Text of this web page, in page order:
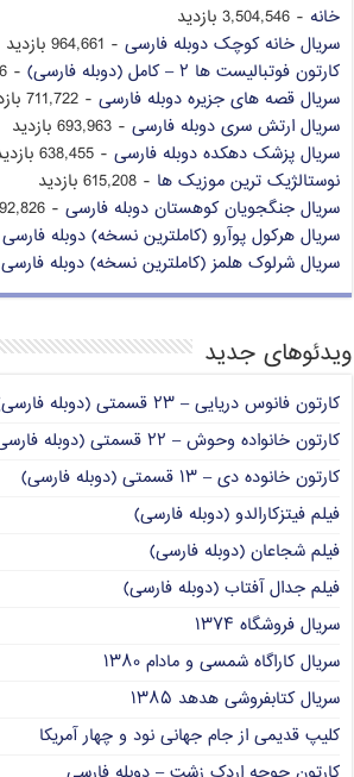
خانه - 3,504,546 بازدید
سریال خانه کوچک دوبله فارسی - 964,661 بازدید
کارتون فوتبالیست ها ۲ – کامل (دوبله فارسی)
- 834,316 بازدید
سریال قصه های جزیره دوبله فارسی - 711,722 بازدید
سریال ارتش سری دوبله فارسی - 693,963 بازدید
سریال پزشک دهکده دوبله فارسی - 638,455 بازدید
نوستالژیک ترین موزیک ها - 615,208 بازدید
سریال جنگجویان کوهستان دوبله فارسی - 592,826 بازدید
سریال هرکول پوآرو (کاملترین نسخه) دوبله فارسی
سریال شرلوک هلمز (کاملترین نسخه) دوبله فارسی
ویدئوهای جدید
کارتون فانوس دریایی – ۲۳ قسمتی (دوبله فارسی)
کارتون خانواده وحوش – ۲۲ قسمتی (دوبله فارسی)
کارتون خانوده دی – ۱۳ قسمتی (دوبله فارسی)
فیلم فیتزکارالدو (دوبله فارسی)
فیلم شجاعان (دوبله فارسی)
فیلم جدال آفتاب (دوبله فارسی)
سریال فروشگاه ۱۳۷۴
سریال کاراگاه شمسی و مادام ۱۳۸۰
سریال کتابفروشی هدهد ۱۳۸۵
کلیپ قدیمی از جام جهانی نود و چهار آمریکا